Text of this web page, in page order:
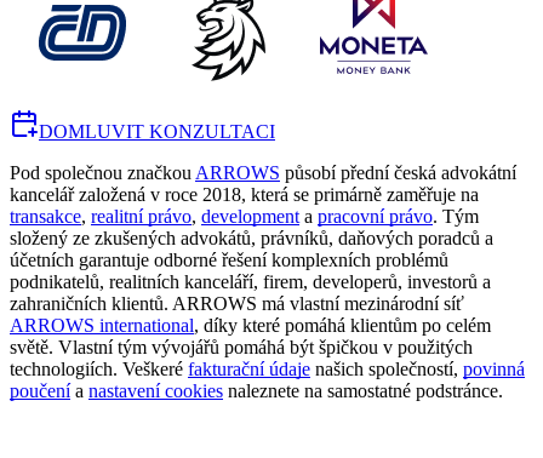
DOMLUVIT KONZULTACI
Pod společnou značkou ARROWS působí přední česká advokátní
kancelář založená v roce 2018, která se primárně zaměřuje na
transakce, realitní právo, development a pracovní právo. Tým
složený ze zkušených advokátů, právníků, daňových poradců a
účetních garantuje odborné řešení komplexních problémů
podnikatelů, realitních kanceláří, firem, developerů, investorů a
zahraničních klientů. ARROWS má vlastní mezinárodní síť
ARROWS international, díky které pomáhá klientům po celém
světě. Vlastní tým vývojářů pomáhá být špičkou v použitých
technologiích. Veškeré fakturační údaje našich společností, povinná
poučenía nastavení cookies naleznete na samostatné podstránce.